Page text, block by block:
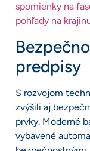
spomienky na
pohľady na
predpisy
S rozvojom
zvýšili aj
prvky. Moderné
vybavené